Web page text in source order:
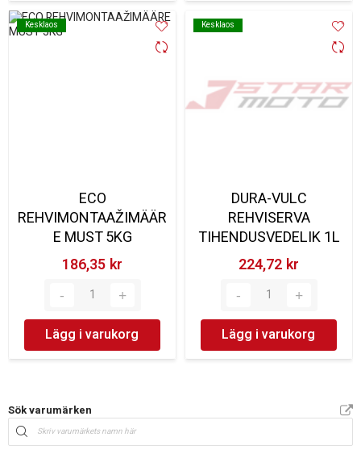
Kesklaos
Kesklaos
ECO
REHVIMONTAAŽIMÄÄR
E MUST 5KG
186,35 kr‎
Lägg i varukorg
Kesklaos
Kesklaos
DURA-VULC
REHVISERVA
TIHENDUSVEDELIK 1L
224,72 kr‎
Lägg i varukorg
Sök varumärken